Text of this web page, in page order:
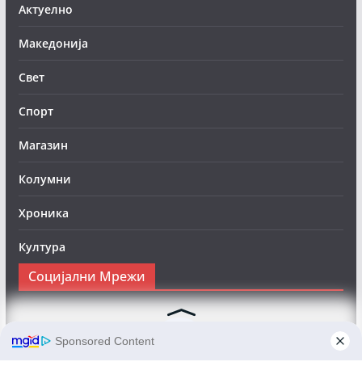
Актуелно
Македонија
Свет
Спорт
Магазин
Колумни
Хроника
Култура
Социјални Мрежи